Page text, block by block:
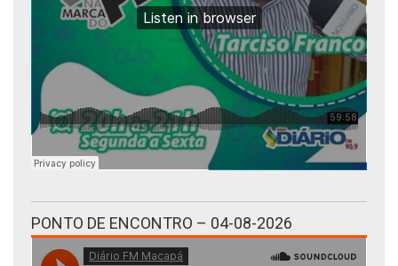
PONTO DE ENCONTRO – 04-08-2026